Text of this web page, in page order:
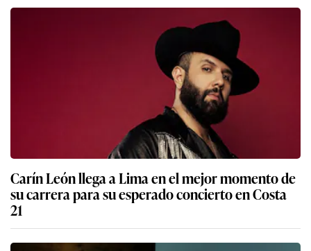
Carín León llega a Lima en el mejor momento de
su carrera para su esperado concierto en Costa
21